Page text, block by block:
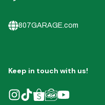
807GARAGE.com
Keep in touch with us!